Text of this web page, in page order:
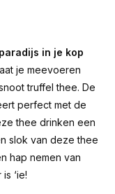
in je kop
je meevoeren
truffel thee. De
perfect met de
thee drinken een
slok van deze thee
hap nemen van
‘ie!